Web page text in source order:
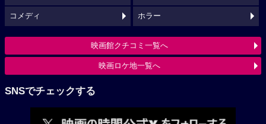
コメディ ホラー
映画館クチコミ一覧へ
映画ロケ地一覧へ
SNSでチェックする